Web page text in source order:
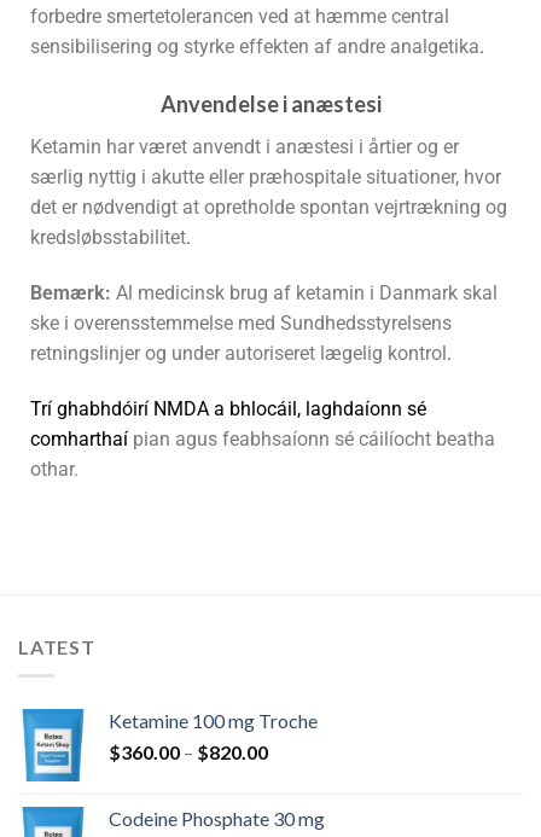
forbedre smertetolerancen ved at hæmme central
sensibilisering og styrke effekten af andre analgetika.
Anvendelse i anæstesi
Ketamin har været anvendt i anæstesi i årtier og er
særlig nyttig i akutte eller præhospitale situationer, hvor
det er nødvendigt at opretholde spontan vejrtrækning og
kredsløbsstabilitet.
Bemærk: Al medicinsk brug af ketamin i Danmark skal
ske i overensstemmelse med Sundhedsstyrelsens
retningslinjer og under autoriseret lægelig kontrol.
Trí ghabhdóirí NMDA a bhlocáil, laghdaíonn sé
comharthaí pian agus feabhsaíonn sé cáilíocht beatha
othar.
LATEST
Ketamine 100 mg Troche
$360.00 – $820.00
Codeine Phosphate 30 mg